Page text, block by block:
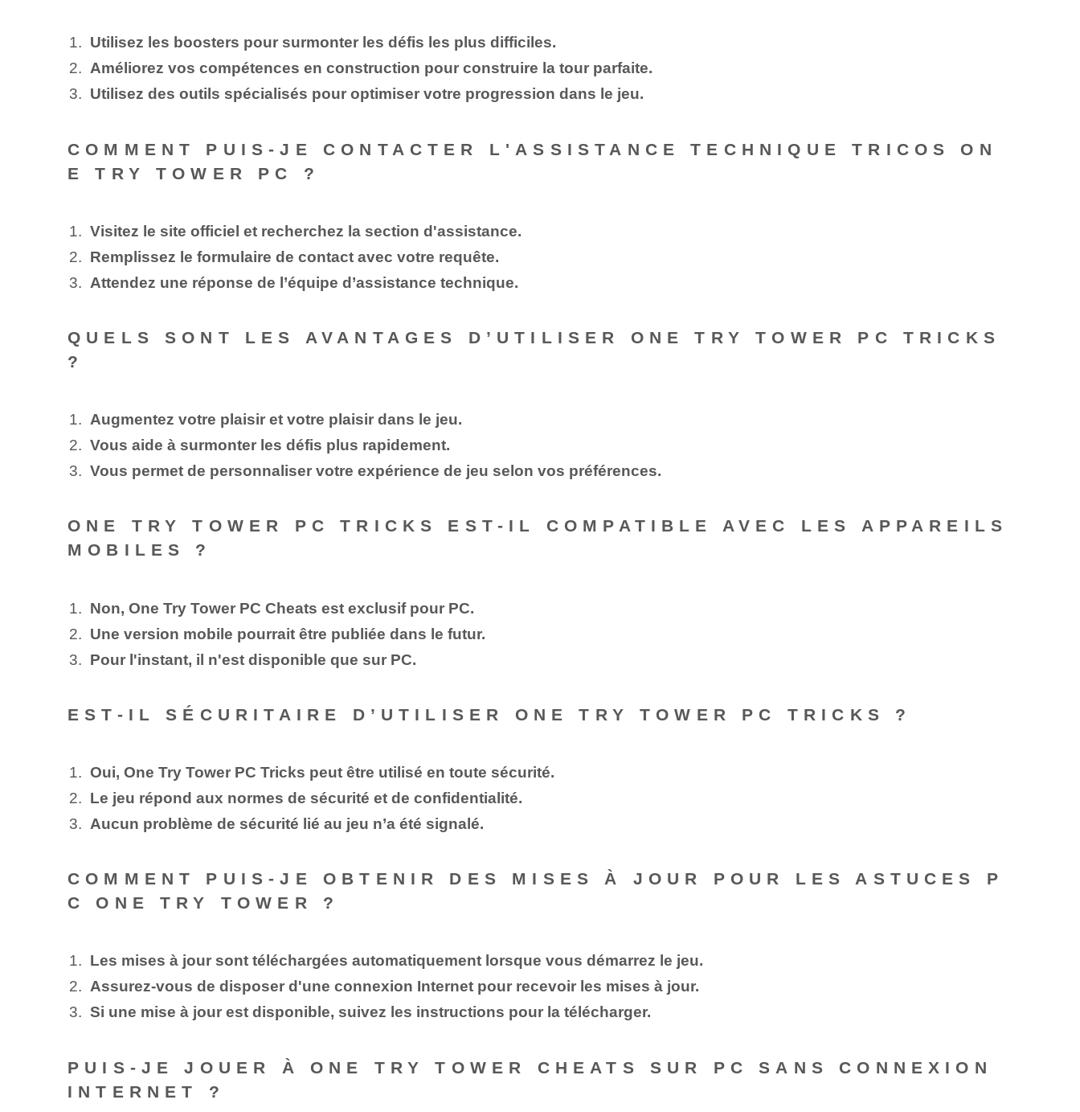
Utilisez les boosters pour surmonter les défis les plus difficiles.
Améliorez vos compétences en construction pour construire la tour parfaite.
Utilisez des outils spécialisés pour optimiser votre progression dans le jeu.
COMMENT PUIS-JE CONTACTER L'ASSISTANCE TECHNIQUE TRICOS ON
E TRY TOWER PC ?
Visitez le site officiel et recherchez la section d'assistance.
Remplissez le formulaire de contact avec votre requête.
Attendez une réponse de l’équipe d’assistance technique.
QUELS SONT LES AVANTAGES D’UTILISER ONE TRY TOWER PC TRICKS
?
Augmentez votre plaisir et votre plaisir dans le jeu.
Vous aide à surmonter les défis plus rapidement.
Vous permet de personnaliser votre expérience de jeu selon vos préférences.
ONE TRY TOWER PC TRICKS EST-IL COMPATIBLE AVEC LES APPAREILS
MOBILES ?
Non, One Try Tower PC Cheats est exclusif pour PC.
Une version mobile pourrait être publiée dans le futur.
Pour l'instant, il n'est disponible que sur PC.
EST-IL SÉCURITAIRE D’UTILISER ONE TRY TOWER PC TRICKS ?
Oui, One Try Tower PC Tricks peut être utilisé en toute sécurité.
Le jeu répond aux normes de sécurité et de confidentialité.
Aucun problème de sécurité lié au jeu n’a été signalé.
COMMENT PUIS-JE OBTENIR DES MISES À JOUR POUR LES ASTUCES P
C ONE TRY TOWER ?
Les mises à jour sont téléchargées automatiquement lorsque vous démarrez le jeu.
Assurez-vous de disposer d'une connexion Internet pour recevoir les mises à jour.
Si une mise à jour est disponible, suivez les instructions pour la télécharger.
PUIS-JE JOUER À ONE TRY TOWER CHEATS SUR PC SANS CONNEXION
INTERNET ?